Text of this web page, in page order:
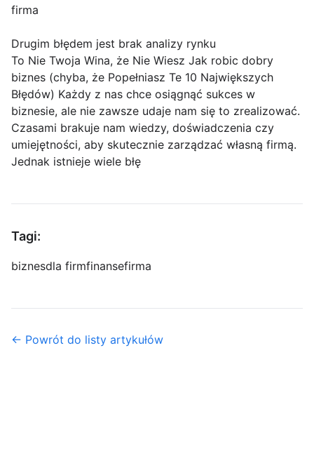
firma
Drugim błędem jest brak analizy rynku
To Nie Twoja Wina, że Nie Wiesz Jak robic dobry
biznes (chyba, że Popełniasz Te 10 Największych
Błędów) Każdy z nas chce osiągnąć sukces w
biznesie, ale nie zawsze udaje nam się to zrealizować.
Czasami brakuje nam wiedzy, doświadczenia czy
umiejętności, aby skutecznie zarządzać własną firmą.
Jednak istnieje wiele błę
Tagi:
biznesdla firmfinansefirma
← Powrót do listy artykułów